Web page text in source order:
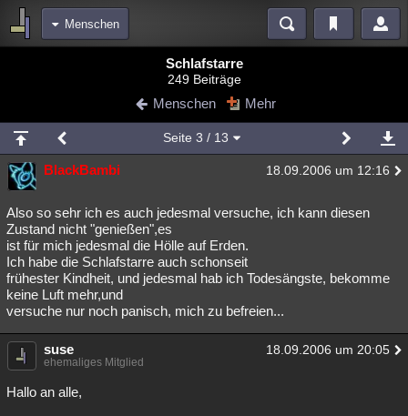
Menschen
Blogs Videos
Chat Wiki Neuigkeiten
meine Rubriken
Menschen Wissenschaft Mystery Kriminalfälle
Spiritualität Verschwörungen Technologie Ufologie
Natur Umfragen Unterhaltung
weitere Rubriken
Philosophie Träume
Astronomie Helpdesk Gruppen Gaming Filme
Musik Clash
Übersichten
Schlafstarre
249 Beiträge
Menschen Mehr
Seite 3 / 13
BlackBambi 18.09.2006 um 12:16
Also so sehr ich es auch jedesmal versuche, ich kann diesen
Zustand nicht "genießen",es
ist für mich jedesmal die Hölle auf Erden.
Ich habe die Schlafstarre auch schonseit
frühester Kindheit, und jedesmal hab ich Todesängste, bekomme
keine Luft mehr,und
versuche nur noch panisch, mich zu befreien...
suse 18.09.2006 um 20:05
ehemaliges Mitglied
Hallo an alle,